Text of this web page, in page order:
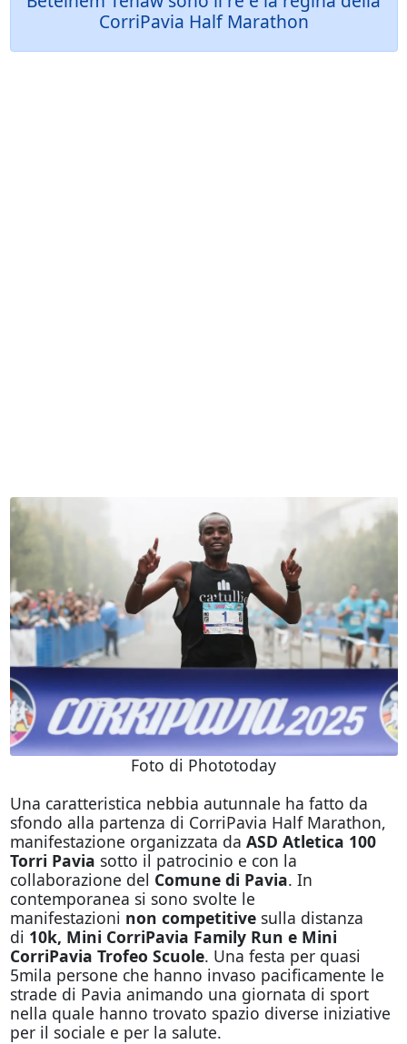
CorriPavia Half Marathon
Foto di Phototoday
Una caratteristica nebbia autunnale ha fatto da
sfondo alla partenza di CorriPavia Half Marathon,
manifestazione organizzata da ASD Atletica 100
Torri Pavia sotto il patrocinio e con la
collaborazione del Comune di Pavia. In
contemporanea si sono svolte le
manifestazioni non competitivesulla distanza
di 10k, Mini CorriPavia Family Run e Mini
CorriPavia Trofeo Scuole. Una festa per quasi
5mila persone che hanno invaso pacificamente le
strade di Pavia animando una giornata di sport
nella quale hanno trovato spazio diverse iniziative
per il sociale e per la salute.